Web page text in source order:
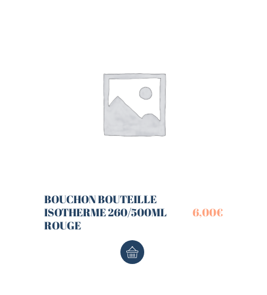
BOUCHON BOUTEILLE
ISOTHERME 260/500ML
ROUGE
6,00€